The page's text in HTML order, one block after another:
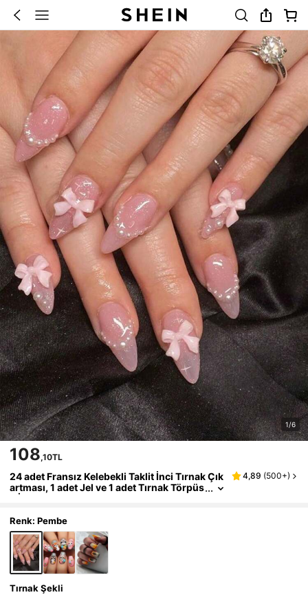
1/6
108,10TL
24 adet Fransız Kelebekli Taklit İnci Tırnak Çık
artması, 1 adet Jel ve 1 adet Tırnak Törpüs
ü İçerir, Takma Tırnak Sanatı Malzemeleri
4,89 (500+)
Renk: Pembe
Tırnak Şekli